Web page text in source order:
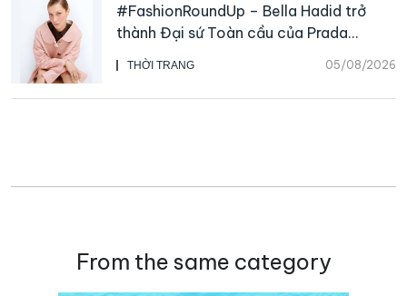
THỜI TRANG 05/08/2026
#FashionRoundUp – Bella Hadid trở
thành Đại sứ Toàn cầu của Prada
Beauty, CHANEL mua lại Charvet
From the same category